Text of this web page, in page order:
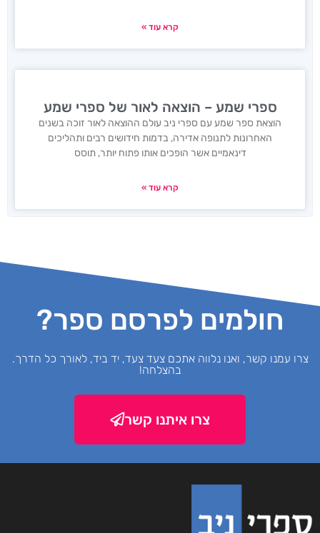
קרא עוד »
ספרי שמע – הוצאה לאור של ספרי שמע
הוצאת ספר שמע עם ספרי ניב עולם ההוצאה לאור זוכה בשנים
האחרונות לתנופה אדירה, בדמות חידושים רבים ותהליכים
דינאמיים אשר הופכים אותו פתוח יותר, תוסס
קרא עוד »
חולמים לפרסם ספר?
עמנו קשר, ואנו נלווה אתכם צעד צעד, יד ביד, לאורך כל הדרך.
בהצלחה!
צרו איתנו קשר